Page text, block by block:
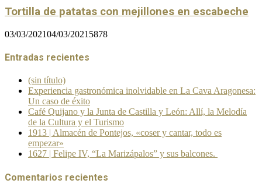
Tortilla de patatas con mejillones en escabeche
03/03/202104/03/2021 5878
Entradas recientes
(sin título)
Experiencia gastronómica inolvidable en La Cava Aragonesa:
Un caso de éxito
Café Quijano y la Junta de Castilla y León: Allí, la Melodía
de la Cultura y el Turismo
1913 | Almacén de Pontejos, «coser y cantar, todo es
empezar»
1627 | Felipe IV, “La Marizápalos” y sus balcones.
Comentarios recientes